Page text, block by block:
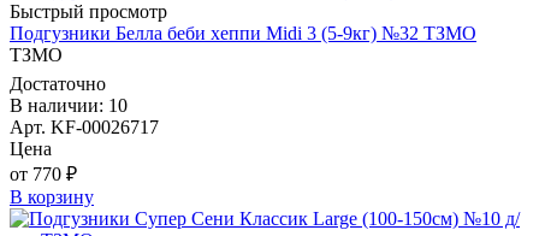
Быстрый просмотр
Подгузники Белла беби хеппи Midi 3 (5-9кг) №32 ТЗМО
ТЗМО
Достаточно
В наличии: 10
Арт. KF-00026717
Цена
от 770 ₽
В корзину